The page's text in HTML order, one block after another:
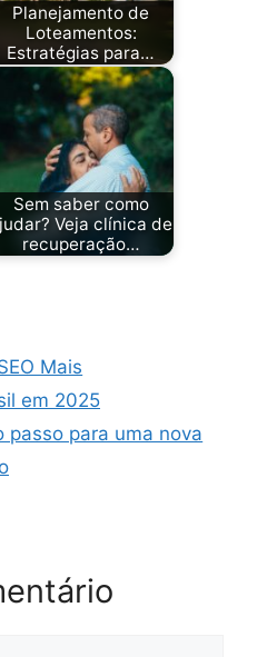
Planejamento de
Loteamentos:
Estratégias para…
Sem saber como
Veja clínica de
recuperação…
Mais
em 2025
passo para uma nova